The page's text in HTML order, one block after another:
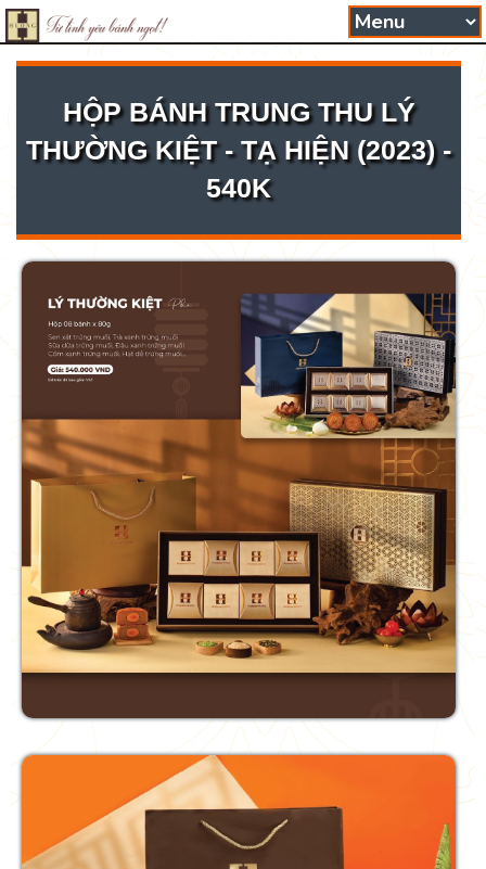
HỘP BÁNH TRUNG THU LÝ
THƯỜNG KIỆT - TẠ HIỆN (2023) -
540K